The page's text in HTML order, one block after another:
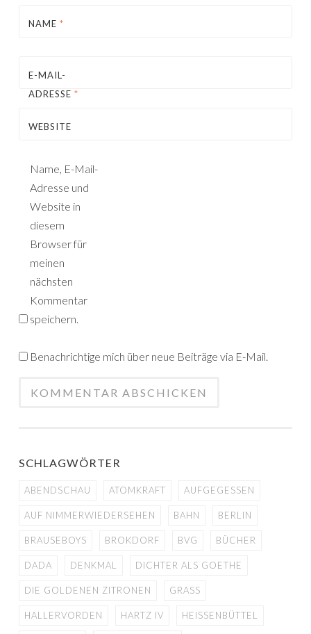
NAME *
E-MAIL-
ADRESSE *
WEBSITE
Name, E-Mail-
Adresse und
Website in
diesem
Browser für
meinen
nächsten
Kommentar
speichern.
Benachrichtige mich über neue Beiträge via E-Mail.
SCHLAGWÖRTER
ABENDSCHAU ATOMKRAFT AUFGEGESSEN
AUF NIMMERWIEDERSEHEN BAHN BERLIN
BRAUSEBOYS BROKDORF BVG BÜCHER
DADA DENKMAL DICHTER ALS GOETHE
DIE GOLDENEN ZITRONEN GRASS
HALLERVORDEN HARTZ IV HEISSENBÜTTEL